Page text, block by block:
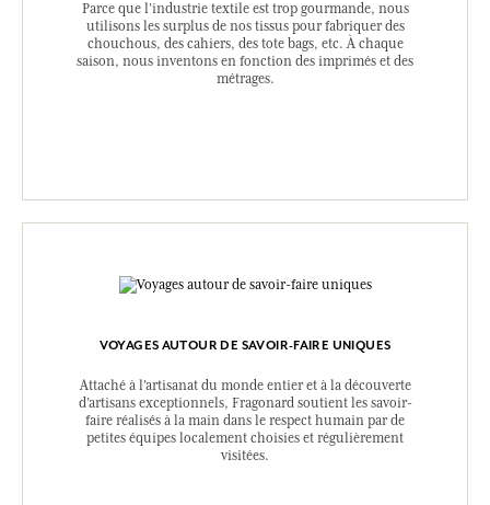
Parce que l’industrie textile est trop gourmande, nous
utilisons les surplus de nos tissus pour fabriquer des
chouchous, des cahiers, des tote bags, etc. À chaque
saison, nous inventons en fonction des imprimés et des
métrages.
VOYAGES AUTOUR DE SAVOIR-FAIRE UNIQUES
Attaché à l’artisanat du monde entier et à la découverte
d’artisans exceptionnels, Fragonard soutient les savoir-
faire réalisés à la main dans le respect humain par de
petites équipes localement choisies et régulièrement
visitées.